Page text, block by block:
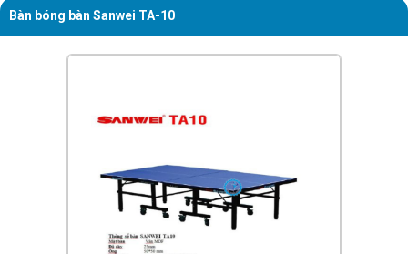
Bàn bóng bàn Sanwei TA-10